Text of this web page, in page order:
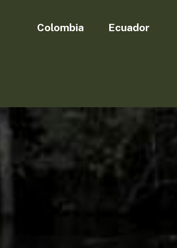
Colombia Ecuador